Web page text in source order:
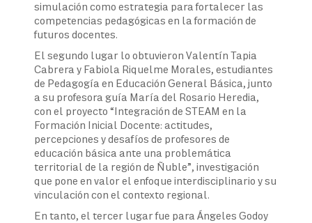
simulación como estrategia para fortalecer las
competencias pedagógicas en la formación de
futuros docentes.
El segundo lugar lo obtuvieron Valentín Tapia
Cabrera y Fabiola Riquelme Morales, estudiantes
de Pedagogía en Educación General Básica, junto
a su profesora guía María del Rosario Heredia,
con el proyecto “Integración de STEAM en la
Formación Inicial Docente: actitudes,
percepciones y desafíos de profesores de
educación básica ante una problemática
territorial de la región de Ñuble”, investigación
que pone en valor el enfoque interdisciplinario y su
vinculación con el contexto regional.
En tanto, el tercer lugar fue para Ángeles Godoy